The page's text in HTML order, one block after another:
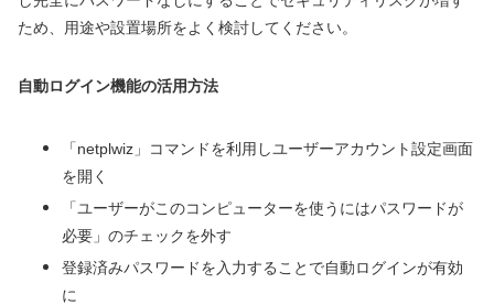
ため、用途や設置場所をよく検討してください。
自動ログイン機能の活用方法
「netplwiz」コマンドを利用しユーザーアカウント設定画面
を開く
「ユーザーがこのコンピューターを使うにはパスワードが
必要」のチェックを外す
登録済みパスワードを入力することで自動ログインが有効
に